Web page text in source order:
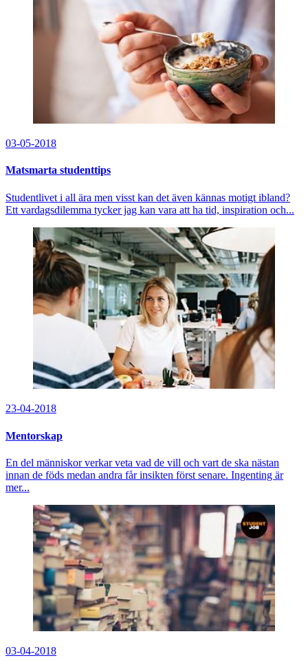
03-05-2018
Matsmarta studenttips
Studentlivet i all ära men visst kan det även kännas motigt ibland?
Ett vardagsdilemma tycker jag kan vara att ha tid, inspiration och...
23-04-2018
Mentorskap
En del människor verkar veta vad de vill och vart de ska nästan
innan de föds medan andra får insikten först senare. Ingenting är
mer...
03-04-2018